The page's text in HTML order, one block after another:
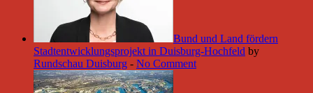
Bund und Land fördern
Stadtentwicklungsprojekt in Duisburg-Hochfeld by
Rundschau Duisburg - No Comment